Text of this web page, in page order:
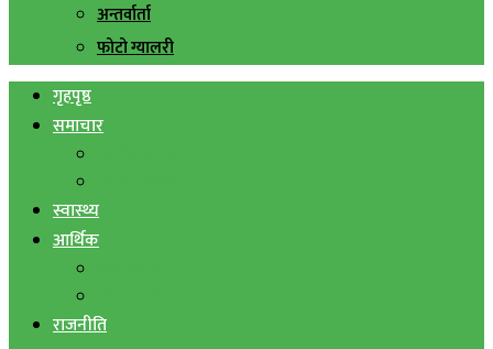
अन्तर्वार्ता
फोटो ग्यालरी
गृहपृष्ठ
समाचार
स्वास्थ्य
आर्थिक
राजनीति